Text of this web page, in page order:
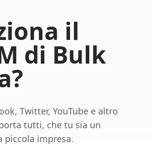
il
di Bulk
Twitter, YouTube e altro
tutti, che tu sia un
piccola impresa.